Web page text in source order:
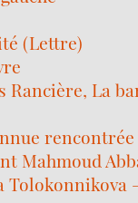
(Lettre)
Rancière, La
Mahmoud